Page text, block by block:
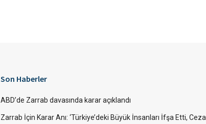
Son Haberler
ABD’de Zarrab davasında karar açıklandı
Zarrab İçin Karar Anı: ‘Türkiye’deki Büyük İnsanları İfşa Etti, Ceza